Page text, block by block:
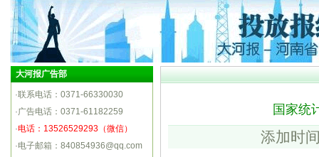
大河报广告部
·联系电话：0371-66330030
·广告电话：0371-61182259
·电话：13526529293（微信）
·电子邮箱：840854936@qq.com
国家统
添加时